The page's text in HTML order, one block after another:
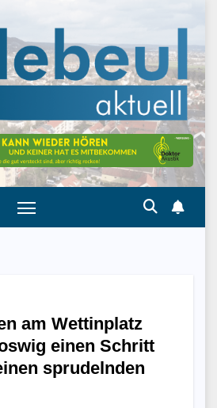
am Wettinplatz
einen Schritt
sprudelnden